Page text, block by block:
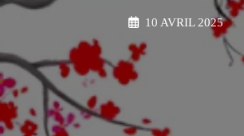
10 AVRIL 2025